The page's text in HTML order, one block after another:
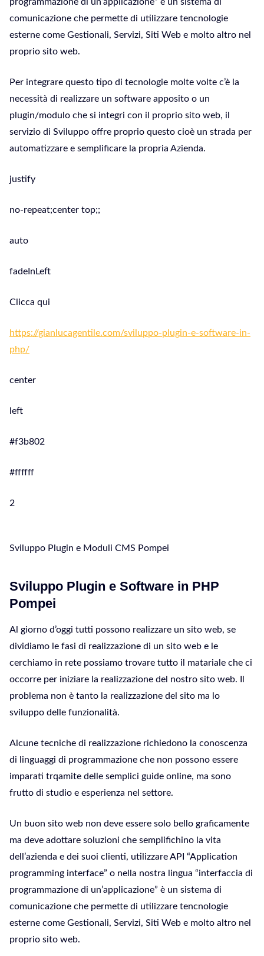
comunicazione che permette di utilizzare tencnologie
esterne come Gestionali, Servizi, Siti Web e molto altro nel
proprio sito web.
Per integrare questo tipo di tecnologie molte volte c’è la
necessità di realizzare un software apposito o un
plugin/modulo che si integri con il proprio sito web, il
servizio di Sviluppo offre proprio questo cioè un strada per
automatizzare e semplificare la propria Azienda.
justify
no-repeat;center top;;
auto
fadeInLeft
Clicca qui
https://gianlucagentile.com/sviluppo-plugin-e-software-in-
php/
center
left
#f3b802
#ffffff
2
Sviluppo Plugin e Moduli CMS Pompei
Sviluppo Plugin e Software in PHP
Pompei
Al giorno d’oggi tutti possono realizzare un sito web, se
dividiamo le fasi di realizzazione di un sito web e le
cerchiamo in rete possiamo trovare tutto il matariale che ci
occorre per iniziare la realizzazione del nostro sito web. Il
problema non è tanto la realizzazione del sito ma lo
sviluppo delle funzionalità.
Alcune tecniche di realizzazione richiedono la conoscenza
di linguaggi di programmazione che non possono essere
imparati trqamite delle semplici guide online, ma sono
frutto di studio e esperienza nel settore.
Un buon sito web non deve essere solo bello graficamente
ma deve adottare soluzioni che semplifichino la vita
dell’azienda e dei suoi clienti, utilizzare API “Application
programming interface” o nella nostra lingua “interfaccia di
programmazione di un’applicazione” è un sistema di
comunicazione che permette di utilizzare tencnologie
esterne come Gestionali, Servizi, Siti Web e molto altro nel
proprio sito web.